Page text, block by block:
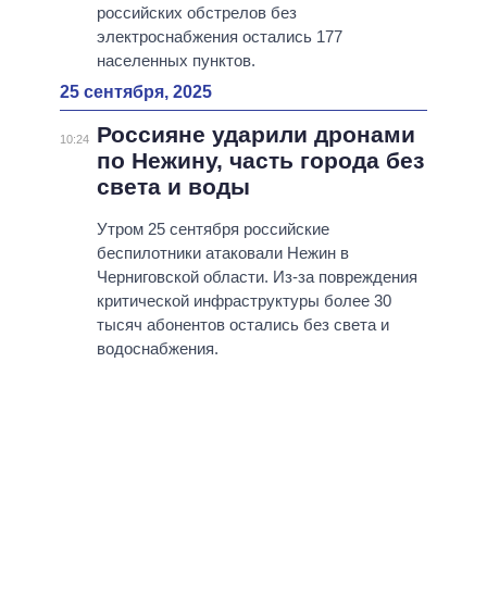
российских обстрелов без
электроснабжения остались 177
населенных пунктов.
25 сентября, 2025
10:24
Россияне ударили дронами
по Нежину, часть города без
света и воды
Утром 25 сентября российские
беспилотники атаковали Нежин в
Черниговской области. Из-за повреждения
критической инфраструктуры более 30
тысяч абонентов остались без света и
водоснабжения.